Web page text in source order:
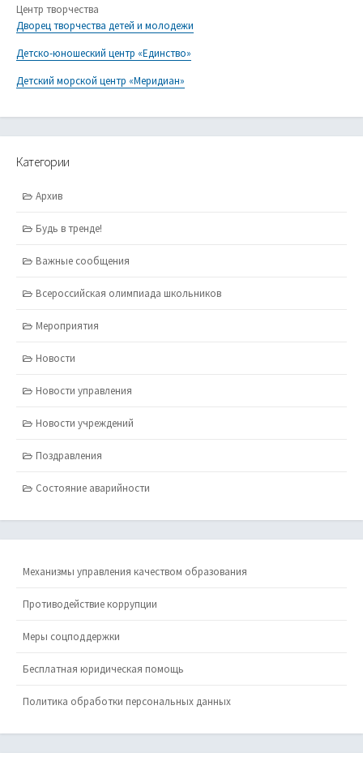
Центр творчества
Дворец творчества детей и молодежи
Детско-юношеский центр «Единство»
Детский морской центр «Меридиан»
Категории
Архив
Будь в тренде!
Важные сообщения
Всероссийская олимпиада школьников
Мероприятия
Новости
Новости управления
Новости учреждений
Поздравления
Состояние аварийности
Механизмы управления качеством образования
Противодействие коррупции
Меры соцподдержки
Бесплатная юридическая помощь
Политика обработки персональных данных